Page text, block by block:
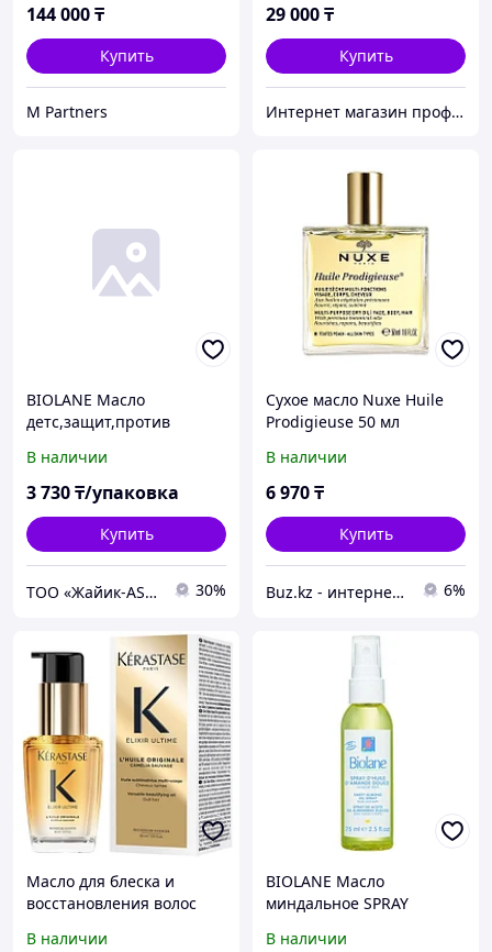
144 000₸
Купить
M Partners
29 000₸
Купить
Интернет магазин профессиональной косметики Lili.kz
BIOLANE Масло
детс,защит,против
D'Amande Douse75мл
В наличии
3 730₸/упаковка
Купить
ТОО «Жайик-AS» Аптек А+ 30%
Сухое масло Nuxe Huile
Prodigieuse 50 мл
В наличии
6 970₸
Купить
Buz.kz - интернет магазин 6%
Масло для блеска и
восстановления волос
Originale, 30 мл
В наличии
BIOLANE Масло
миндальное SPRAY
75мл 3286018000516
В наличии